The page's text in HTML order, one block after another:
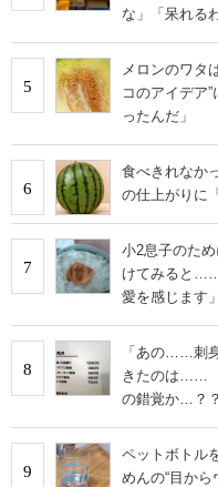
な」「呆れる
5
メロンのワタ
コのアイデア
ったんだ」
6
食べきれな
の仕上がりに
7
小2息子のた
けてみると
愛を感じます」
8
「あの……刺
きたのは……
の錯覚か…？
9
ペットボトル
めんの“目か